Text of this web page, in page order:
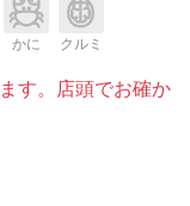
かに クルミ
す。店頭でお確か